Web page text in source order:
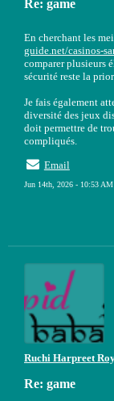
Re: game
En cherchant les
guide.net/casinos-
comparer plusieurs
sécurité reste la
Je fais également
diversité des jeux
doit permettre de
compliqués.
Email
Jun 14th, 2026 - 10:53 AM
Ruchi Harpreet
Re: game